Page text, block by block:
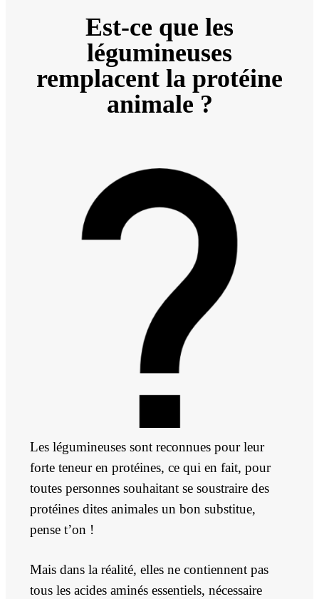
Est-ce que les
légumineuses
remplacent la protéine
animale ?
Les légumineuses sont reconnues pour leur
forte teneur en protéines, ce qui en fait, pour
toutes personnes souhaitant se soustraire des
protéines dites animales un bon substitue,
pense t’on !
Mais dans la réalité, elles ne contiennent pas
tous les acides aminés essentiels, nécessaire